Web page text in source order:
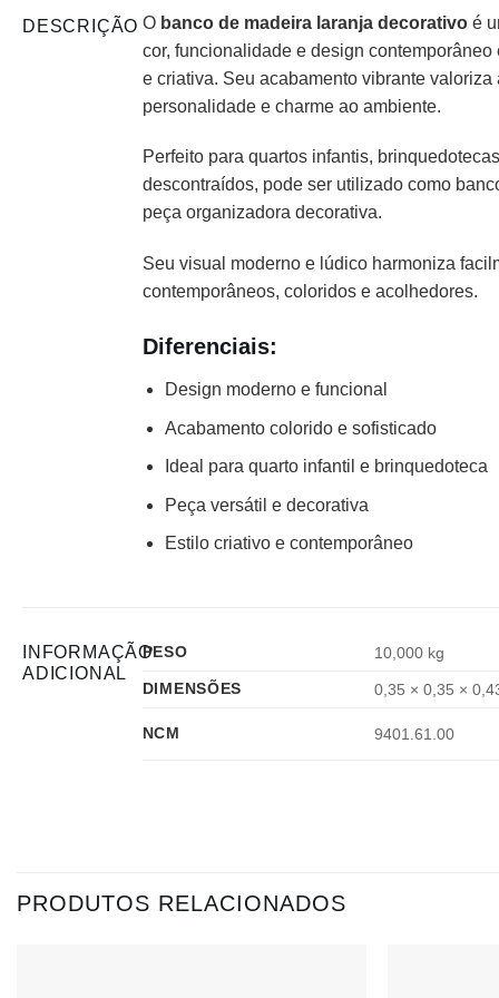
DESCRIÇÃO O banco de madeira laranja decorativoé
cor, funcionalidade e design contemporâneo
e criativa. Seu acabamento vibrante valoriza
personalidade e charme ao ambiente.
Perfeito para quartos infantis,
descontraídos, pode ser utilizado como
peça organizadora decorativa.
Seu visual moderno e lúdico harmoniza
contemporâneos, coloridos e acolhedores.
Diferenciais:
Design moderno e funcional
Acabamento colorido e sofisticado
Ideal para quarto infantil e brinquedoteca
Peça versátil e decorativa
Estilo criativo e contemporâneo
INFORMAÇÃO
ADICIONAL
PESO
10,000 kg
DIMENSÕES
0,35 × 0,35 ×
NCM 9401.61.00
PRODUTOS RELACIONADOS